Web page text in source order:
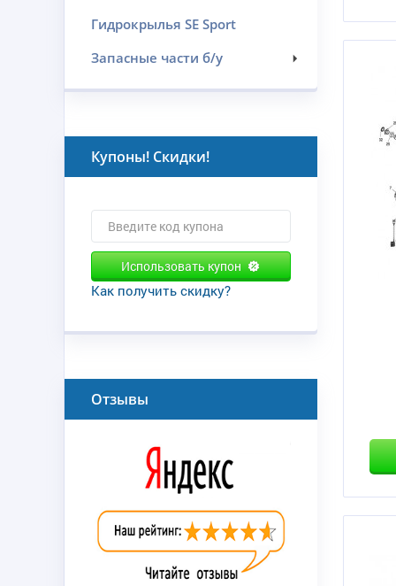
Гидрокрылья SE Sport
Запасные части б/у
Купоны! Скидки!
Использовать купон
Как получить скидку?
Отзывы